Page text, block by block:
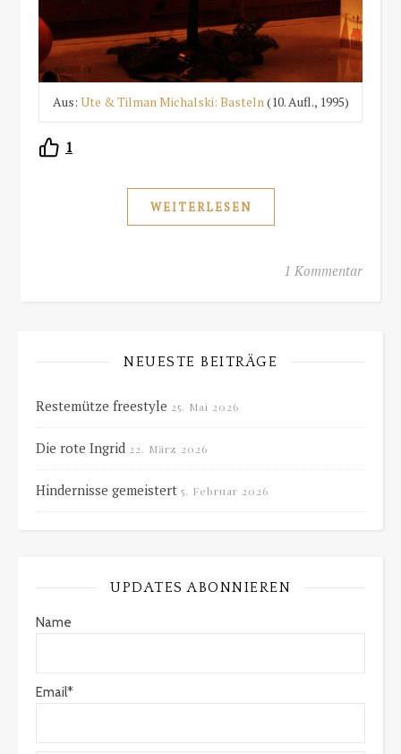
Aus: Ute & Tilman Michalski: Basteln(10. Aufl., 1995)
1
WEITERLESEN
1 Kommentar
NEUESTE BEITRÄGE
Restemütze freestyle 25. Mai 2026
Die rote Ingrid 22. März 2026
Hindernisse gemeistert 5. Februar 2026
UPDATES ABONNIEREN
Name
Email*